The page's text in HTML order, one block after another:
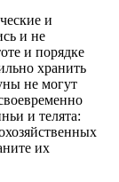
и
и не
и порядке
хранить
не могут
и телята:
их